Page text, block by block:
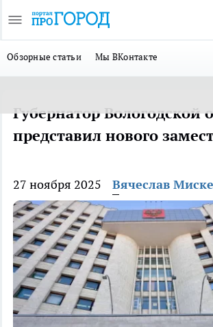
Обзорные статьи Мы ВКонтакте
Губернатор Вологодской
представил нового
27 ноября 2025 Вячеслав